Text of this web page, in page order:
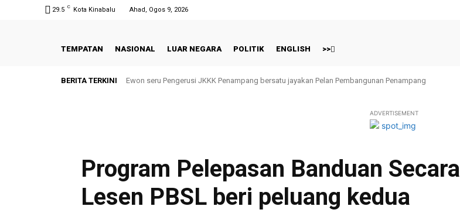
29.5 C Kota Kinabalu Ahad, Ogos 9, 2026
TEMPATAN NASIONAL LUAR NEGARA POLITIK ENGLISH >>
BERITA TERKINI Ewon seru Pengerusi JKKK Penampang bersatu jayakan Pelan Pembangunan Penampang
ADVERTISEMENT
Program Pelepasan Banduan Secara
Lesen PBSL beri peluang kedua